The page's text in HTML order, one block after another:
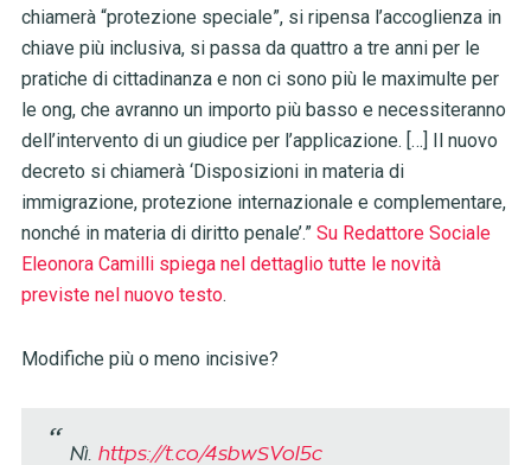
chiamerà “protezione speciale”, si ripensa l’accoglienza in
chiave più inclusiva, si passa da quattro a tre anni per le
pratiche di cittadinanza e non ci sono più le maximulte per
le ong, che avranno un importo più basso e necessiteranno
dell’intervento di un giudice per l’applicazione. […] Il nuovo
decreto si chiamerà ‘Disposizioni in materia di
immigrazione, protezione internazionale e complementare,
nonché in materia di diritto penale’.” Su Redattore Sociale
Eleonora Camilli spiega nel dettaglio tutte le novità
previste nel nuovo testo.
Modifiche più o meno incisive?
Nì. https://t.co/4sbwSVol5c